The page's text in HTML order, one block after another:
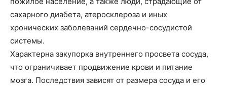
сахарного диабета, атеросклероза и иных
хронических заболеваний сердечно-сосудистой
системы.
Характерна закупорка внутреннего просвета сосуда,
что ограничивает продвижение крови и питание
мозга. Последствия зависят от размера сосуда и его